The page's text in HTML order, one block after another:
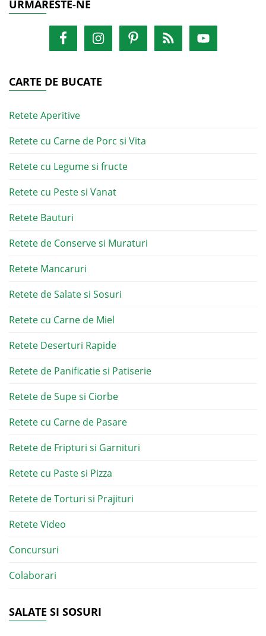
URMARESTE-NE
CARTE DE BUCATE
Retete Aperitive
Retete cu Carne de Porc si Vita
Retete cu Legume si fructe
Retete cu Peste si Vanat
Retete Bauturi
Retete de Conserve si Muraturi
Retete Mancaruri
Retete de Salate si Sosuri
Retete cu Carne de Miel
Retete Deserturi Rapide
Retete de Panificatie si Patiserie
Retete de Supe si Ciorbe
Retete cu Carne de Pasare
Retete de Fripturi si Garnituri
Retete cu Paste si Pizza
Retete de Torturi si Prajituri
Retete Video
Concursuri
Colaborari
SALATE SI SOSURI